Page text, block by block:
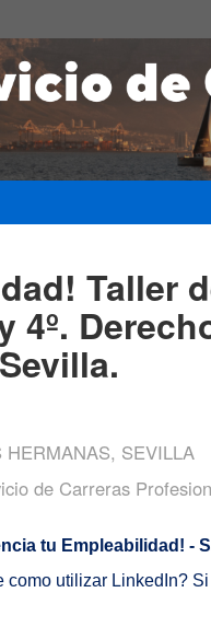
Taller
4º.
SEVILLA
de Carreras
tu Empleabilidad! -
utilizar LinkedIn?